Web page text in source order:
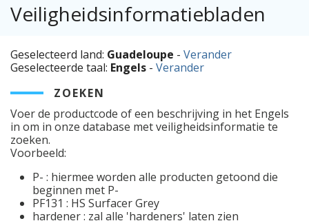
Veiligheidsinformatiebladen
Geselecteerd land: Guadeloupe - Verander
Geselecteerde taal: Engels - Verander
ZOEKEN
Voer de productcode of een beschrijving in het Engels
in om in onze database met veiligheidsinformatie te
zoeken.
Voorbeeld:
P- : hiermee worden alle producten getoond die
beginnen met P-
PF131 : HS Surfacer Grey
hardener : zal alle 'hardeners' laten zien